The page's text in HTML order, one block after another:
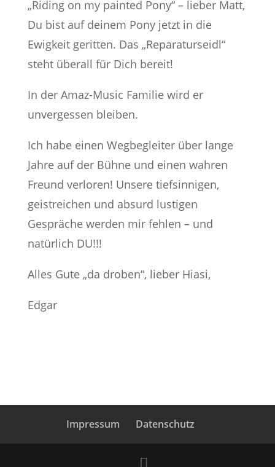
„Riding on my painted Pony“ – lieber Matt,
Du bist auf deinem Pony jetzt in die
Ewigkeit geritten. Das „Reparaturseidl“
steht überall für Dich bereit!
In der Amaz-Music Familie wird er
unvergessen bleiben.
Ich habe einen Wegbegleiter über lange
Jahre auf der Bühne und einen wahren
Freund verloren! Unsere tiefsinnigen,
geistreichen und absurd lustigen
Gespräche werden mir fehlen – und
natürlich DU!!!
Alles Gute „da droben“, lieber Hiasi,
Edgar
Impressum Datenschutz